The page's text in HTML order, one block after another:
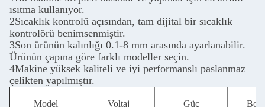
ısıtma kullanıyor.
2Sıcaklık kontrolü açısından, tam dijital bir sıcaklık
kontrolörü benimsenmiştir.
3Son ürünün kalınlığı 0.1-8 mm arasında ayarlanabilir.
Ürünün çapına göre farklı modeller seçin.
4Makine yüksek kaliteli ve iyi performanslı paslanmaz
çelikten yapılmıştır.
Model Voltaj Güç